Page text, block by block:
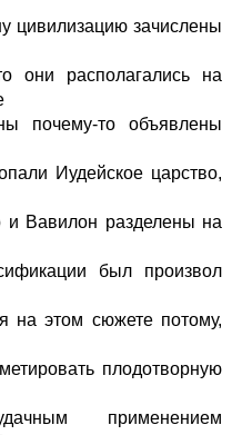
цивилизацию зачислены
они располагались на
почему-то объявлены
Иудейское царство,
Вавилон разделены на
был произвол
на этом сюжете потому,
плодотворную
применением